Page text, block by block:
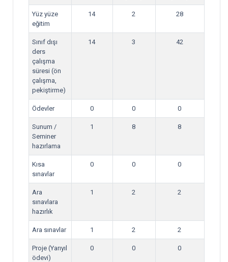
Yüz yüze
eğitim
14 2 28
Sınıf dışı
ders
çalışma
süresi (ön
çalışma,
pekiştirme)
14 3 42
Ödevler 0 0 0
Sunum /
Seminer
hazırlama
1 8 8
Kısa
sınavlar
0 0 0
Ara
sınavlara
hazırlık
1 2 2
Ara sınavlar 1 2 2
Proje (Yarıyıl
ödevi)
0 0 0